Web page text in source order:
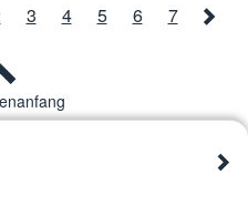
3 4 5 6 7